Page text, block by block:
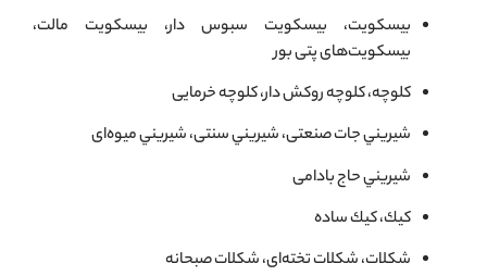
بيسكويت، بيسكويت سبوس دار، بيسكويت مالت،
بيسكويت‌های پتی بور
كلوچه، كلوچه روكش دار، كلوچه خرمايی
شيريني جات صنعتی، شيريني سنتی، شيريني ميوه‌ای
شيريني حاج بادامی
كيك، كيك ساده
شكلات، شكلات تخته‌ای، شكلات صبحانه